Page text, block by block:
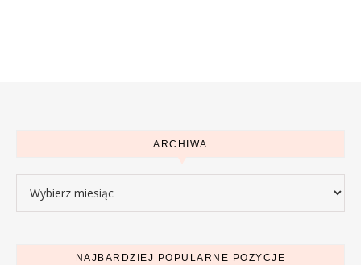
ARCHIWA
NAJBARDZIEJ POPULARNE POZYCJE